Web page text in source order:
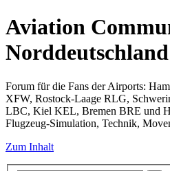
Aviation
Norddeutschland
Forum für die Fans der Airports:
XFW, Rostock-Laage RLG,
LBC, Kiel KEL, Bremen BRE und
Flugzeug-Simulation, Technik,
Zum Inhalt